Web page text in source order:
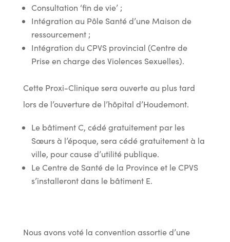
Consultation ‘fin de vie’ ;
Intégration au Pôle Santé d’une Maison de
ressourcement ;
Intégration du CPVS provincial (Centre de
Prise en charge des Violences Sexuelles).
Cette Proxi-Clinique sera ouverte au plus tard
lors de l’ouverture de l’hôpital d’Houdemont.
Le bâtiment C, cédé gratuitement par les
Sœurs à l’époque, sera cédé gratuitement à la
ville, pour cause d’utilité publique.
Le Centre de Santé de la Province et le CPVS
s’installeront dans le bâtiment E.
Nous avons voté la convention assortie d’une